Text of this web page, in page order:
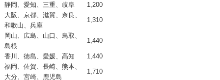
静岡、愛知、三重、岐阜
1,200
大阪、京都、滋賀、奈良、
和歌山、兵庫
1,310
岡山、広島、山口、鳥取、
島根
1,440
香川、徳島、愛媛、高知
1,440
福岡、佐賀、長崎、熊本、
大分、宮崎、鹿児島
1,710